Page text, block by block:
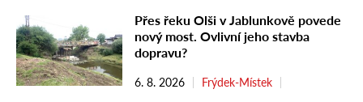
Přes řeku Olši v Jablunkově povede
nový most. Ovlivní jeho stavba
dopravu?
6. 8. 2026 Frýdek-Místek